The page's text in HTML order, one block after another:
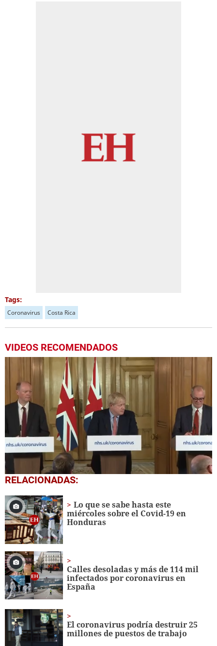
Tags:
Coronavirus Costa Rica
VIDEOS RECOMENDADOS
0
seconds
1
minute,
6
seconds
RELACIONADAS:
Lo que se sabe hasta este
miércoles sobre el Covid-19 en
Honduras
Calles desoladas y más de 114 mil
infectados por coronavirus en
España
El coronavirus podría destruir 25
millones de puestos de trabajo